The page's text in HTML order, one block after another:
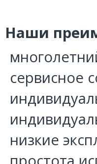
Наши
сервисное
низкие